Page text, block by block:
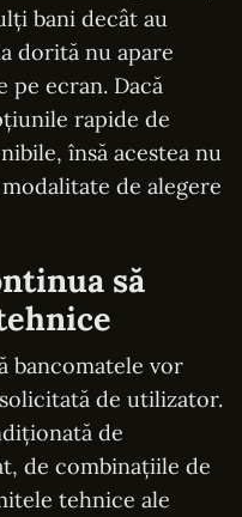
bani decât au
dorită nu apare
ecran. Dacă
rapide de
însă acestea nu
de alegere
să
bancomatele vor
de utilizator.
de
de combinațiile de
tehnice ale